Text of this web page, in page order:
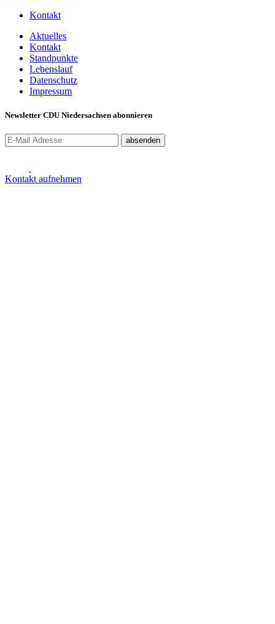
Kontakt
Aktuelles
Kontakt
Standpunkte
Lebenslauf
Datenschutz
Impressum
Newsletter CDU Niedersachsen abonnieren
absenden
Kontakt aufnehmen